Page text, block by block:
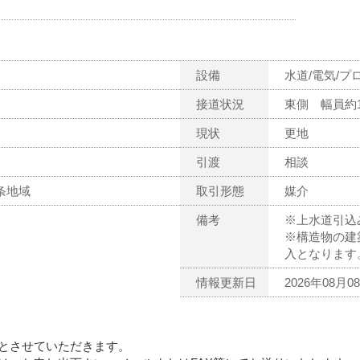
地域
設備 水道/電気/プ
接道状況 東側 幅員約
現状 更地
引渡 相談
取引形態 媒介
備考
※上水道引込
※構造物の建
入となります
情報更新日 2026年08月
せていただきます。